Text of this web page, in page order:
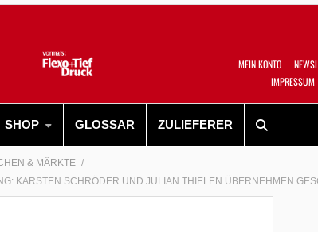
MEIN KONTO
IMPRESSUM
SHOP GLOSSAR ZULIEFERER
& MÄRKTE
KARSTEN SCHRÖDER UND JULIAN THIELEN ÜBERNEHMEN